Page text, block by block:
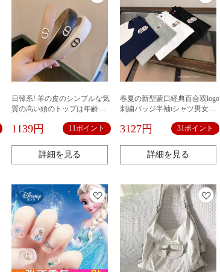
日韓系! 羊の皮のシンプルな気
質の高い頭のトップは年齢を
クティーを出します。
1139円 11ポイント
詳細を見る
春夏の新型蒙口経典百合双logo
刺繍バッジ半袖tシャツ男女同
3127円 31ポイント
詳細を見る